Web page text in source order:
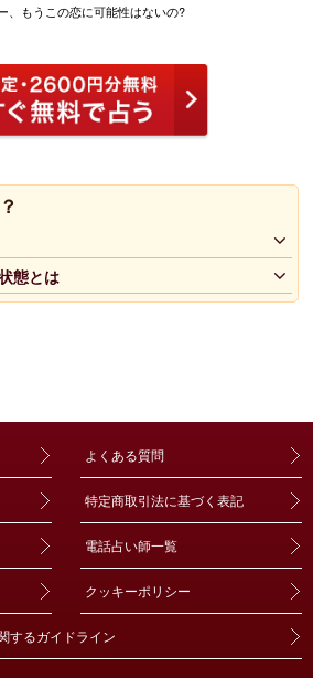
、もうこの恋に可能性はないの?
態とは
よくある質問
特定商取引法に基づく表記
電話占い師一覧
クッキーポリシー
するガイドライン